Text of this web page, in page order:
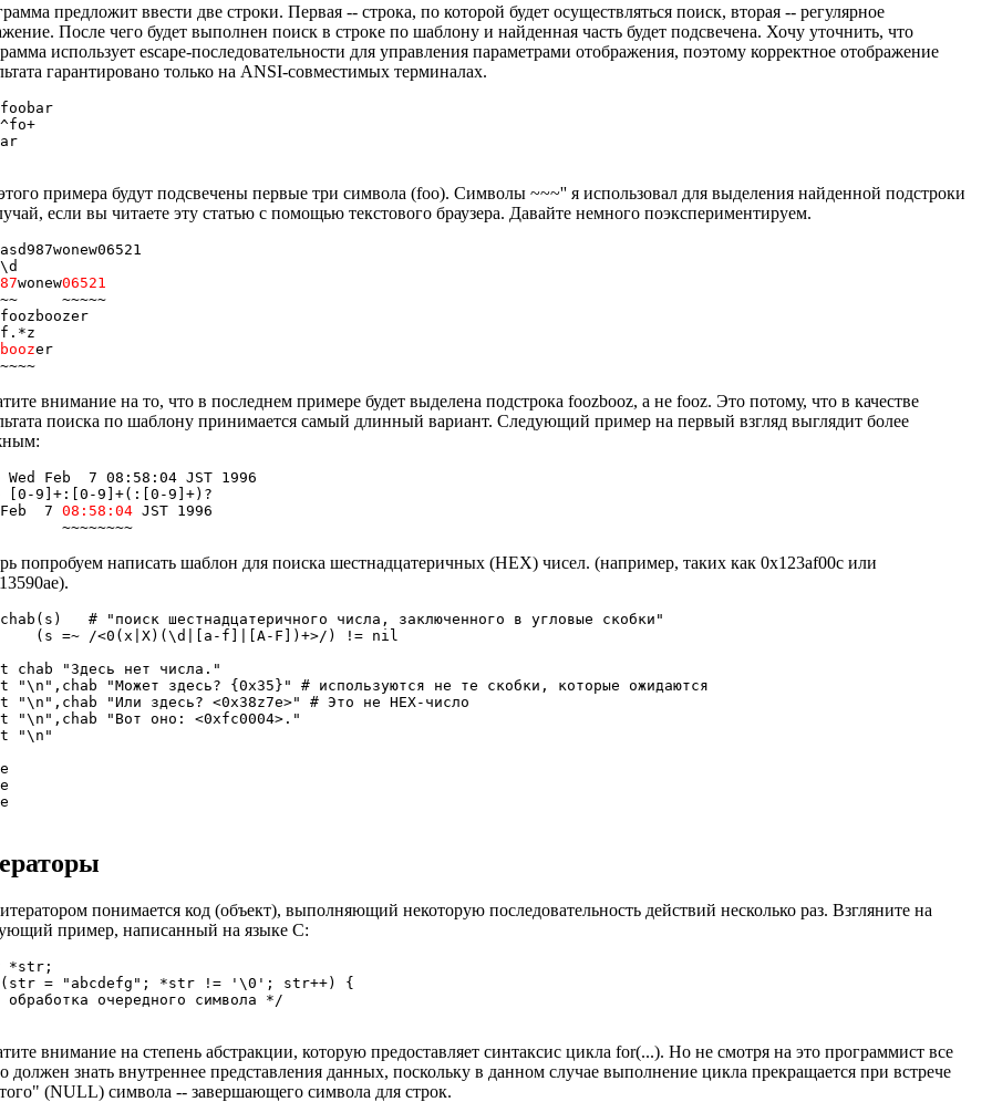
предложит ввести две строки. Первая -- строка, по которой будет осуществляться поиск, вторая -- регулярное
После чего будет выполнен поиск в строке по шаблону и найденная часть будет подсвечена. Хочу уточнить, что
использует escape-последовательности для управления параметрами отображения, поэтому корректное отображение
гарантировано только на ANSI-совместимых терминалах.
примера будут подсвечены первые три символа (foo). Символы ~~~'' я использовал для выделения найденной подстроки
если вы читаете эту статью с помощью текстового браузера. Давайте немного поэкспериментируем.
wonew06521
~~~~~
er
внимание на то, что в последнем примере будет выделена подстрока foozbooz, а не fooz. Это потому, что в качестве
поиска по шаблону принимается самый длинный вариант. Следующий пример на первый взгляд выглядит более
Feb  7 08:58:04 JST 1996
[0-9]+:[0-9]+(:[0-9]+)?
Feb  7 08:58:04 JST 1996
попробуем написать шаблон для поиска шестнадцатеричных (HEX) чисел. (например, таких как 0x123af00c или
# "поиск шестнадцатеричного числа, заключенного в угловые скобки"
(s =~ /<0(x|X)(\d|[a-f]|[A-F])+>/) != nil
chab "Здесь нет числа."
"\n",chab "Может здесь? {0x35}" # используются не те скобки, которые ожидаются
"\n",chab "Или здесь? <0x38z7e>" # Это не HEX-число
"\n",chab "Вот оно: <0xfc0004>."
"\n"
понимается код (объект), выполняющий некоторую последовательность действий несколько раз. Взгляните на
пример, написанный на языке C:
*str;
= "abcdefg"; *str != '\0'; str++) {
обработка очередного символа */
внимание на степень абстракции, которую предоставляет синтаксис цикла for(...). Но не смотря на это программист все
должен знать внутреннее представления данных, поскольку в данном случае выполнение цикла прекращается при встрече
(NULL) символа -- завершающего символа для строк.